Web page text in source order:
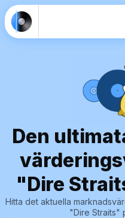
Den
"Dire
Hitta det aktuella
"Dire Straits"